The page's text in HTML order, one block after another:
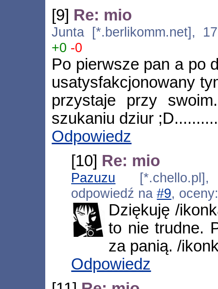
[9] Re: mio
Junta [*.berlikomm.net],
+0 -0
Po pierwsze pan a po
usatysfakcjonowany
przystaje przy
szukaniu dziur
Odpowiedz
[10] Re: mio
Pazuzu [*.chello.pl],
odpowiedź na#9,
Dziękuję /
to nie trudne.
za panią. /
Odpowiedz